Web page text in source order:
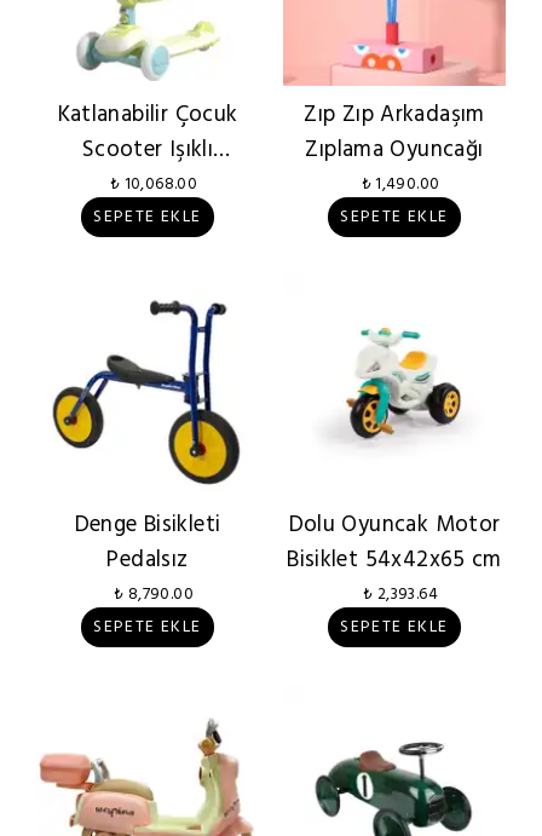
Katlanabilir Çocuk
Scooter Işıklı
Tekerlekli
₺ 10,068.00
SEPETE EKLE
Zıp Zıp Arkadaşım
Zıplama Oyuncağı
₺ 1,490.00
SEPETE EKLE
Denge Bisikleti
Pedalsız
₺ 8,790.00
SEPETE EKLE
Dolu Oyuncak Motor
Bisiklet 54x42x65 cm
₺ 2,393.64
SEPETE EKLE